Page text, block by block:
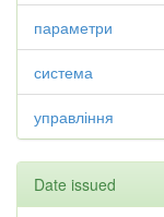
параметри
система
управління
Date issued